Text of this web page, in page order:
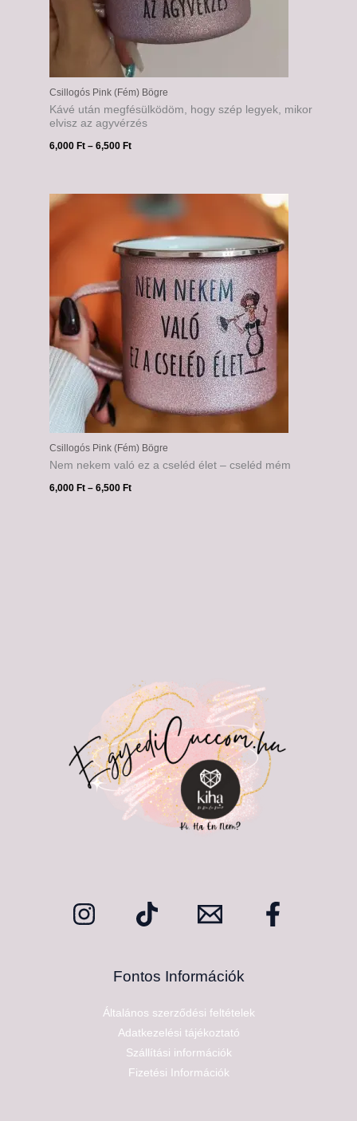
Csillogós Pink (Fém) Bögre
Kávé után megfésülködöm, hogy szép legyek, mikor
elvisz az agyvérzés
6,000Ft – 6,500Ft
Csillogós Pink (Fém) Bögre
Nem nekem való ez a cseléd élet – cseléd mém
6,000Ft – 6,500Ft
6,000 Ft
-
Fontos Információk
Általános szerződési feltételek
Adatkezelési tájékoztató
Szállítási információk
Fizetési Információk